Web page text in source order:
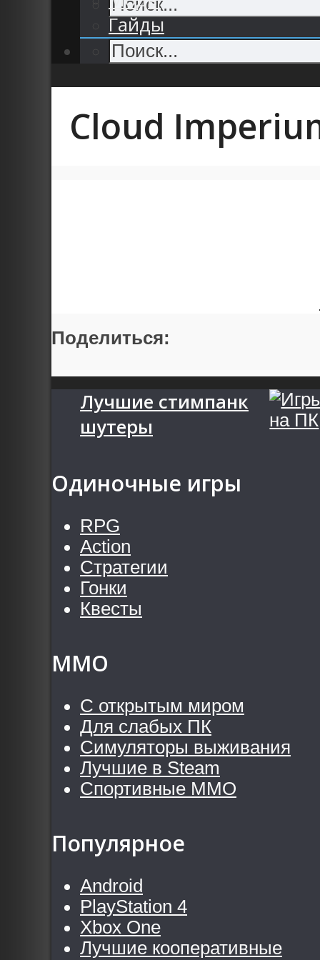
Гайды
Cloud
Поделиться:
Лучшие стимпанк
шутеры
Одиночные игры
RPG
Action
Стратегии
Гонки
Квесты
MMO
С открытым миром
Для слабых ПК
Симуляторы выживания
Лучшие в Steam
Спортивные MMO
Популярное
Android
PlayStation 4
Xbox One
Лучшие кооперативные